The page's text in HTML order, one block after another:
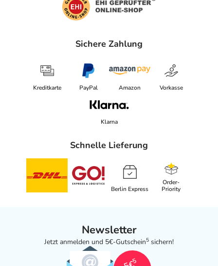
Sichere Zahlung
Kreditkarte PayPal Amazon Vorkasse
Klarna
Schnelle Lieferung
Berlin Express
Order-
Priority
Newsletter
Jetzt anmelden und 5€-Gutschein5 sichern!
5